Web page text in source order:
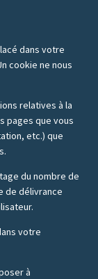
dans votre
cookie ne nous
relatives à la
pages que vous
etc.) que
du nombre de
de délivrance
votre
à